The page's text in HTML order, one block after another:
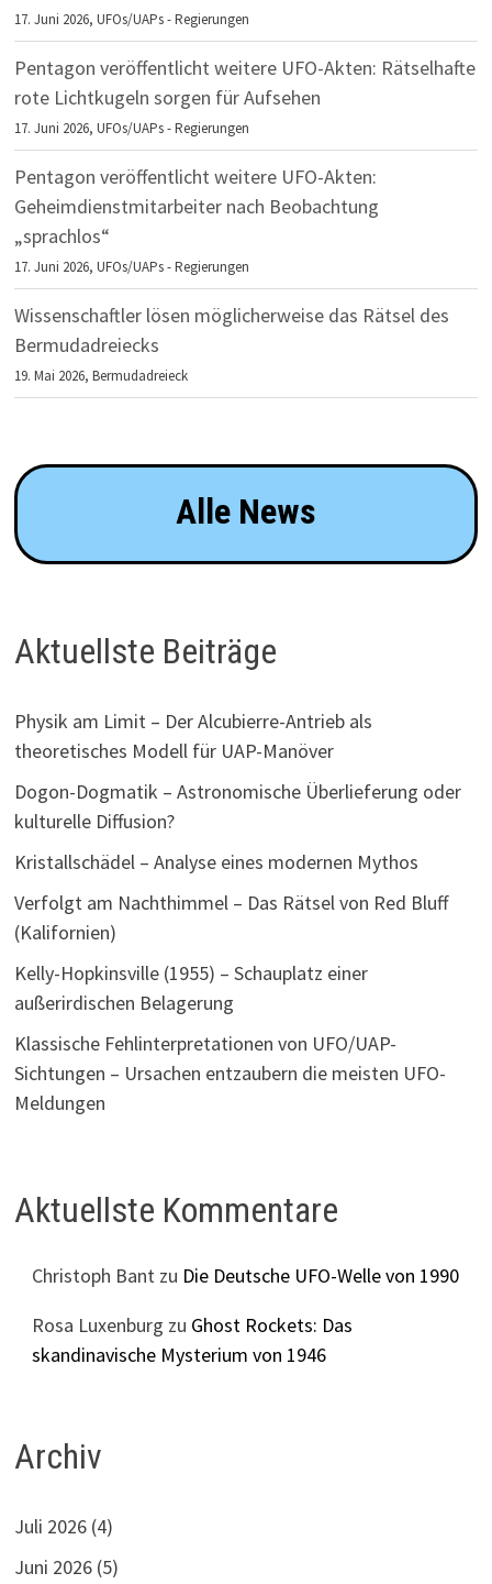
17. Juni 2026,UFOs/UAPs - Regierungen
Pentagon veröffentlicht weitere UFO-Akten: Rätselhafte
rote Lichtkugeln sorgen für Aufsehen
17. Juni 2026,UFOs/UAPs - Regierungen
Pentagon veröffentlicht weitere UFO-Akten:
Geheimdienstmitarbeiter nach Beobachtung
„sprachlos“
17. Juni 2026,UFOs/UAPs - Regierungen
Wissenschaftler lösen möglicherweise das Rätsel des
Bermudadreiecks
19. Mai 2026,Bermudadreieck
Alle News
Aktuellste Beiträge
Physik am Limit – Der Alcubierre-Antrieb als
theoretisches Modell für UAP-Manöver
Dogon-Dogmatik – Astronomische Überlieferung oder
kulturelle Diffusion?
Kristallschädel – Analyse eines modernen Mythos
Verfolgt am Nachthimmel – Das Rätsel von Red Bluff
(Kalifornien)
Kelly-Hopkinsville (1955) – Schauplatz einer
außerirdischen Belagerung
Klassische Fehlinterpretationen von UFO/UAP-
Sichtungen – Ursachen entzaubern die meisten UFO-
Meldungen
Aktuellste Kommentare
Christoph Bant zu Die Deutsche UFO-Welle von 1990
Rosa Luxenburg zu Ghost Rockets: Das
skandinavische Mysterium von 1946
Archiv
Juli 2026 (4)
Juni 2026 (5)